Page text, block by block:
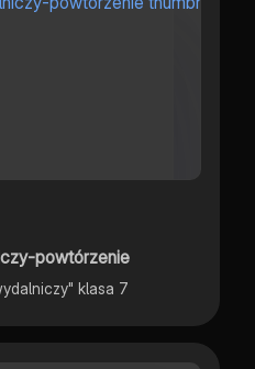
powtórzenie
klasa 7